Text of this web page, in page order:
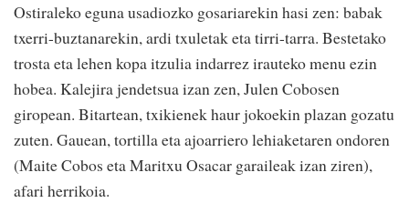
Ostiraleko eguna usadiozko gosariarekin hasi zen: babak
txerri-buztanarekin, ardi txuletak eta tirri-tarra. Bestetako
trosta eta lehen kopa itzulia indarrez irauteko menu ezin
hobea. Kalejira jendetsua izan zen, Julen Cobosen
giropean. Bitartean, txikienek haur jokoekin plazan gozatu
zuten. Gauean, tortilla eta ajoarriero lehiaketaren ondoren
(Maite Cobos eta Maritxu Osacar garaileak izan ziren),
afari herrikoia.